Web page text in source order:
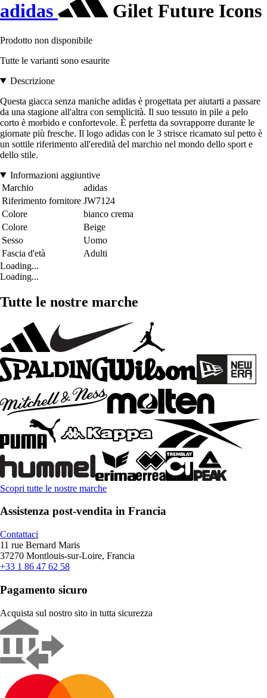
adidas Gilet Future Icons
Prodotto non disponibile
Tutte le varianti sono esaurite
Descrizione
Questa giacca senza maniche adidas è progettata per aiutarti a passare
da una stagione all'altra con semplicità. Il suo tessuto in pile a pelo
corto è morbido e confortevole. È perfetta da sovrapporre durante le
giornate più fresche. Il logo adidas con le 3 strisce ricamato sul petto è
un sottile riferimento all'eredità del marchio nel mondo dello sport e
dello stile.
Informazioni aggiuntive
Marchio
adidas
Riferimento fornitore JW7124
Colore
bianco crema
Colore
Beige
Sesso
Uomo
Fascia d'età
Adulti
Loading...
Loading...
Tutte le nostre marche
Scopri tutte le nostre marche
Assistenza post-vendita in Francia
Contattaci
11 rue Bernard Maris
37270 Montlouis-sur-Loire, Francia
+33 1 86 47 62 58
Pagamento sicuro
Acquista sul nostro sito in tutta sicurezza